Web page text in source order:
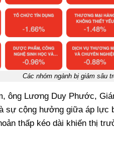
Các nhóm ngành bị giảm sâu
ông Lương Duy Phước,
sự cộng hưởng giữa áp lực
thấp kéo dài khiến thị